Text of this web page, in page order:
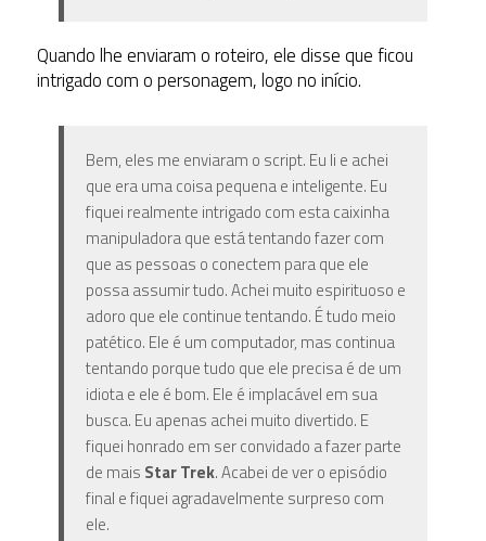
Quando lhe enviaram o roteiro, ele disse que ficou
intrigado com o personagem, logo no início.
Bem, eles me enviaram o script. Eu li e achei
que era uma coisa pequena e inteligente. Eu
fiquei realmente intrigado com esta caixinha
manipuladora que está tentando fazer com
que as pessoas o conectem para que ele
possa assumir tudo. Achei muito espirituoso e
adoro que ele continue tentando. É tudo meio
patético. Ele é um computador, mas continua
tentando porque tudo que ele precisa é de um
idiota e ele é bom. Ele é implacável em sua
busca. Eu apenas achei muito divertido. E
fiquei honrado em ser convidado a fazer parte
de mais Star Trek. Acabei de ver o episódio
final e fiquei agradavelmente surpreso com
ele.